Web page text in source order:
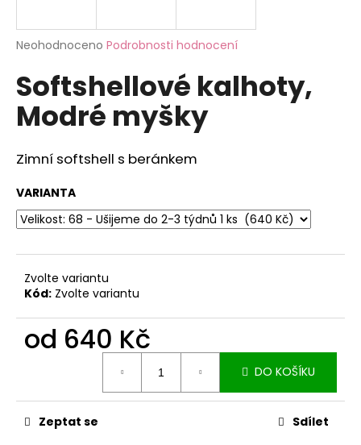
Průměrné
produktu
je
0,0
hvězdiček.
Neohodnoceno Podrobnosti hodnocení
Softshellové kalhoty,
Modré myšky
Zimní softshell s beránkem
VARIANTA
Zvolte variantu
Kód: Zvolte variantu
od 640 Kč
DO KOŠÍKU
Zeptat se Sdílet
j
t
?
D
o
p
u
j
e